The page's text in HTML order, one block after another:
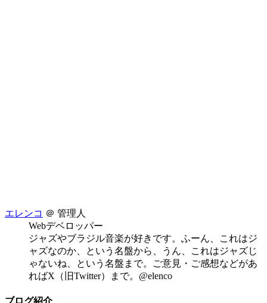
エレンコ ＠ 管理人
Webデベロッパー
ジャズやブラジル音楽が好きです。ふーん、これはジ
ャズなのか、という名盤から、うん、これはジャズじ
ゃないね、という名盤まで。ご意見・ご感想などがあ
ればX（旧Twitter）まで。@elenco